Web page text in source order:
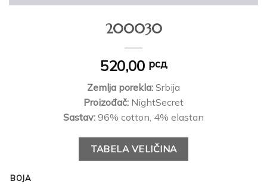
200030
520,00 рсд
Zemlja porekla: Srbija
Proizođač: NightSecret
Sastav: 96% cotton, 4% elastan
TABELA VELIČINA
BOJA